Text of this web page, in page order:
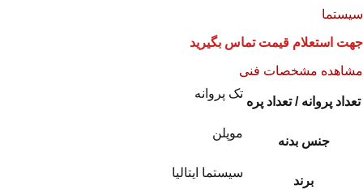
سیستما
جهت استعلام قیمت تماس بگیرید
مشاهده مشخصات فنی
تعداد پروانه / تعداد پره
تک پروانه
جنس بدنه
موپلن
برند
سیستما ایتالیا